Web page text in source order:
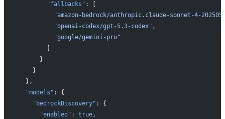
        "fallbacks"
: [
"amazon-bedrock/anthropic.claude-sonnet-4-
          "openai-codex/gpt-5.3-codex"
,
          "google/gemini-pro"
      }
    }
  },
  "models"
: {
    "bedrockDiscovery"
: {
      "enabled"
: true,